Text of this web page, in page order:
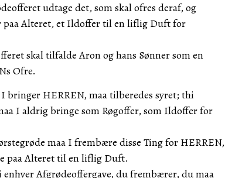
udtage det, som skal ofres deraf, og
paa Alteret, et Ildoffer til en liflig Duft for
skal tilfalde Aron og hans Sønner som en
Ofre.
bringer HERREN, maa tilberedes syret; thi
I aldrig bringe som Røgoffer, som Ildoffer for
maa I frembære disse Ting for HERREN,
paa Alteret til en liflig Duft.
enhver Afgrødeoffergave, du frembærer, du maa